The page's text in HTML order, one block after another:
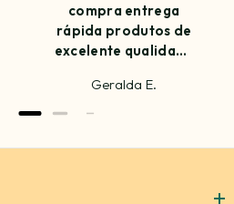
compra entrega
rápida produtos de
excelente qualidade
ansiosa para
Geralda E.